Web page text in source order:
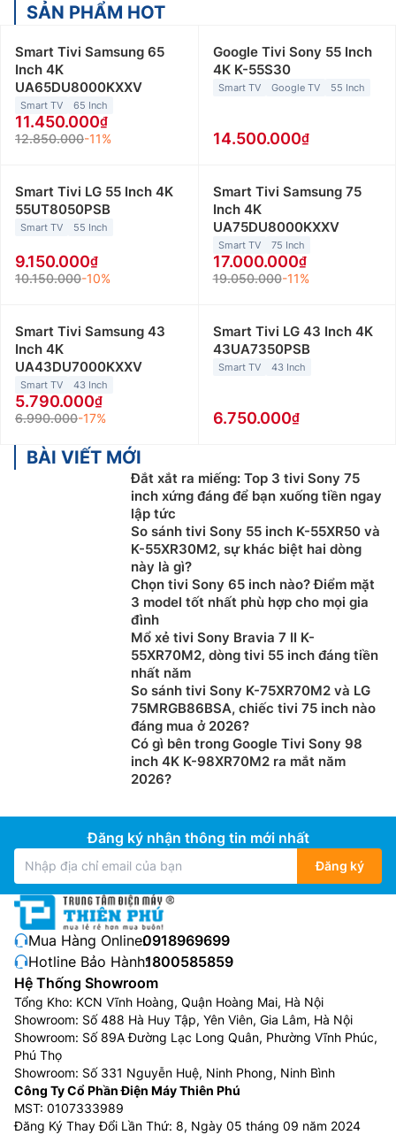
SẢN PHẨM HOT
Smart Tivi Samsung 65
Inch 4K
UA65DU8000KXXV
Smart TV 65 Inch
11.450.000
12.850.000-11%
Google Tivi Sony 55 Inch
4K K-55S30
Smart TV Google TV 55 Inch
14.500.000
Smart Tivi LG 55 Inch 4K
55UT8050PSB
Smart TV 55 Inch
9.150.000
10.150.000-10%
Smart Tivi Samsung 75
Inch 4K
UA75DU8000KXXV
Smart TV 75 Inch
17.000.000
19.050.000-11%
Smart Tivi Samsung 43
Inch 4K
UA43DU7000KXXV
Smart TV 43 Inch
5.790.000
6.990.000-17%
Smart Tivi LG 43 Inch 4K
43UA7350PSB
Smart TV 43 Inch
6.750.000
BÀI VIẾT MỚI
Đắt xắt ra miếng: Top 3 tivi Sony 75
inch xứng đáng để bạn xuống tiền ngay
lập tức
So sánh tivi Sony 55 inch K-55XR50 và
K-55XR30M2, sự khác biệt hai dòng
này là gì?
Chọn tivi Sony 65 inch nào? Điểm mặt
3 model tốt nhất phù hợp cho mọi gia
đình
Mổ xẻ tivi Sony Bravia 7 II K-
55XR70M2, dòng tivi 55 inch đáng tiền
nhất năm
So sánh tivi Sony K-75XR70M2 và LG
75MRGB86BSA, chiếc tivi 75 inch nào
đáng mua ở 2026?
Có gì bên trong Google Tivi Sony 98
inch 4K K-98XR70M2 ra mắt năm
2026?
Đăng ký nhận thông tin mới nhất
Đăng ký
Mua Hàng Online:0918969699
Hotline Bảo Hành:1800585859
Hệ Thống Showroom
Tổng Kho: KCN Vĩnh Hoàng, Quận Hoàng Mai, Hà Nội
Showroom: Số 488 Hà Huy Tập, Yên Viên, Gia Lâm, Hà Nội
Showroom: Số 89A Đường Lạc Long Quân, Phường Vĩnh Phúc,
Phú Thọ
Showroom: Số 331 Nguyễn Huệ, Ninh Phong, Ninh Bình
Công Ty Cổ Phần Điện Máy Thiên Phú
MST: 0107333989
Đăng Ký Thay Đổi Lần Thứ: 8, Ngày 05 tháng 09 năm 2024